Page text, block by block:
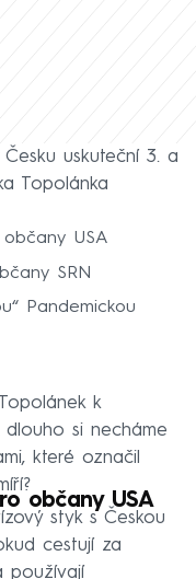
uskuteční 3. a
Topolánka
USA
SRN
Pandemickou
k
dlouho si necháme
které označil
občany USA
styk s Českou
cestují za
používají